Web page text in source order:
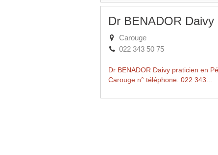
Dr BENADOR Daivy
Carouge
022 343 50 75
Dr BENADOR Daivy praticien en
Carouge n° téléphone: 022 343...